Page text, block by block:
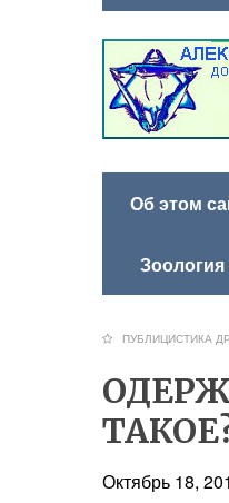
Об этом
ПУБЛИЦИСТИКА
Октябрь 18,